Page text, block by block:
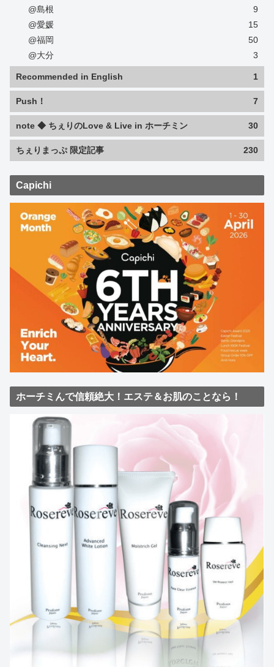
@島根
9
@愛媛
15
@福岡
50
@大分
3
Recommended in English 1
Push！ 7
note ◆ ちぇりのLove & Live in ホーチミン 30
ちぇりまっぷ 限定記事 230
Capichi
ホーチミんで信頼絶大！エステ＆お肌のことなら！